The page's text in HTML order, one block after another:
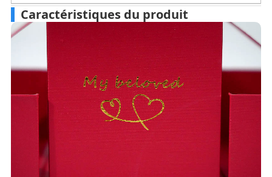
Caractéristiques du produit